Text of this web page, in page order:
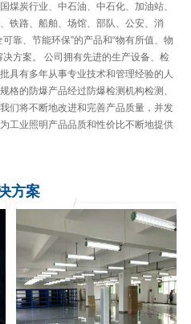
煤炭行业、中石油、中石化、加油站、
铁路、船舶、场馆、部队、公安、消
靠、节能环保”的产品和“物有所值、物
方案。 公司拥有先进的生产设备、检
具有多年从事专业技术和管理经验的人
格的防爆产品经过防爆检测机构检测、
们将不断地改进和完善产品质量，并发
工业照明产品品质和性价比不断地提供
方案